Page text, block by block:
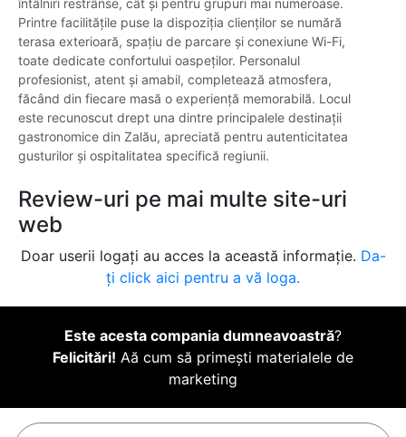
întâlniri restrânse, cât și pentru grupuri mai numeroase.
Printre facilitățile puse la dispoziția clienților se numără
terasa exterioară, spațiu de parcare și conexiune Wi-Fi,
toate dedicate confortului oaspeților. Personalul
profesionist, atent și amabil, completează atmosfera,
făcând din fiecare masă o experiență memorabilă. Locul
este recunoscut drept una dintre principalele destinații
gastronomice din Zalău, apreciată pentru autenticitatea
gusturilor și ospitalitatea specifică regiunii.
Review-uri pe mai multe site-uri
web
Doar userii logați au acces la această informație. Da-
ți click aici pentru a vă loga.
Este acesta compania dumneavoastră?
Felicitări! Aă cum să primești materialele de
marketing